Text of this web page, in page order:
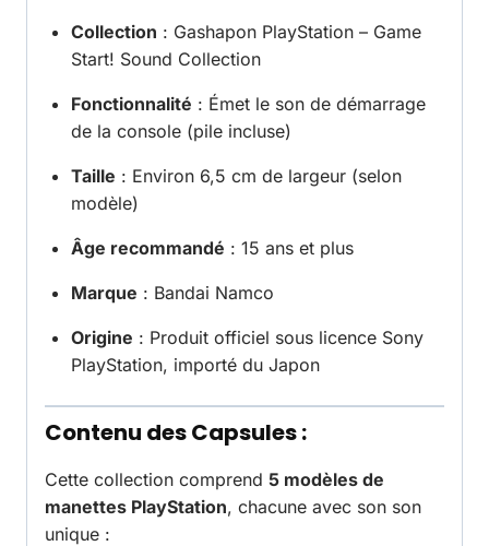
Collection : Gashapon PlayStation – Game
Start! Sound Collection
Fonctionnalité : Émet le son de démarrage
de la console (pile incluse)
Taille : Environ 6,5 cm de largeur (selon
modèle)
Âge recommandé : 15 ans et plus
Marque : Bandai Namco
Origine : Produit officiel sous licence Sony
PlayStation, importé du Japon
Contenu des Capsules :
Cette collection comprend 5 modèles de
manettes PlayStation, chacune avec son son
unique :